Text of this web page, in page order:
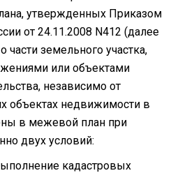
утвержденных Приказом
от 24.11.2008 N412 (далее
части земельного участка,
или объектами
независимо от
объектах недвижимости в
в межевой план при
двух условий:
кадастровых